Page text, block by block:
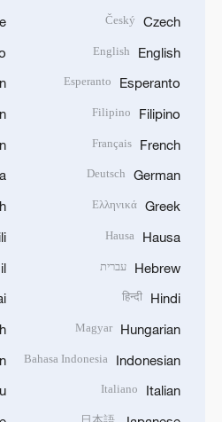
Czech
Český
English
English
Esperanto
Esperanto
Filipino
Filipino
French
Français
German
Deutsch
Greek
Ελληνικά
Hausa
Hausa
Hebrew עברית
Hindi
हिन्दी
Hungarian
Magyar
Indonesian
Bahasa Indonesia
Italian
Italiano